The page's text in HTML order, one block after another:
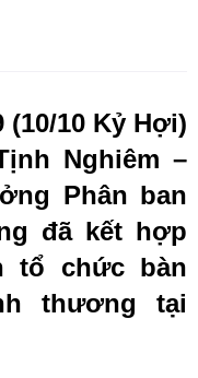
(10/10 Kỷ Hợi)
Nghiêm –
Phân ban
đã kết hợp
tổ chức bàn
thương tại